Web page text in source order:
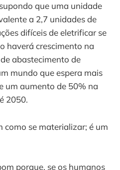
que uma unidade
a 2,7 unidades de
difíceis de eletrificar se
haverá crescimento na
abastecimento de
mundo que espera mais
um aumento de 50% na
2050.
como se materializar; é um
porque, se os humanos